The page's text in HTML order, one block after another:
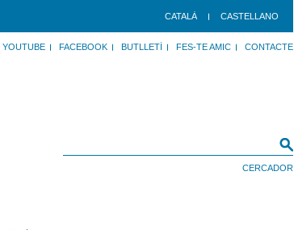
CATALÀ CASTELLANO
YOUTUBE FACEBOOK BUTLLETÍ FES-TE AMIC CONTACTE